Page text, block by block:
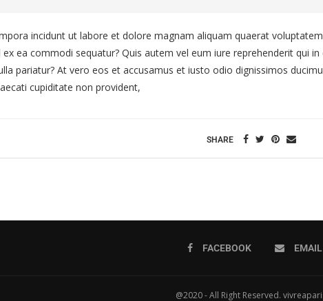
incidunt ut labore et dolore magnam aliquam quaerat
ea commodi sequatur? Quis autem vel eum iure reprehenderit qui
pariatur? At vero eos et accusamus et iusto odio dignissimos
cupiditate non provident,
SHARE
FACEBOOK EMAIL
@2020 - All Right Reserved.